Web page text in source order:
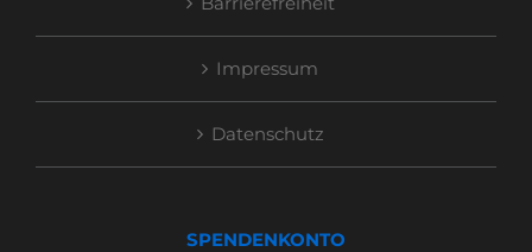
Impressum
Datenschutz
SPENDENKONTO